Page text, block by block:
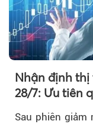
Nhận định
28/7: Ưu tiên
Sau phiên giảm